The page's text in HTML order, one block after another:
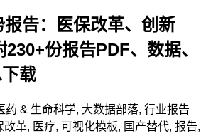
告：医保改革、创新
份报告PDF、数据、
载
药 & 生命科学, 大数据部落, 行业报告
改革, 医疗, 可视化模板, 国产替代, 报告,